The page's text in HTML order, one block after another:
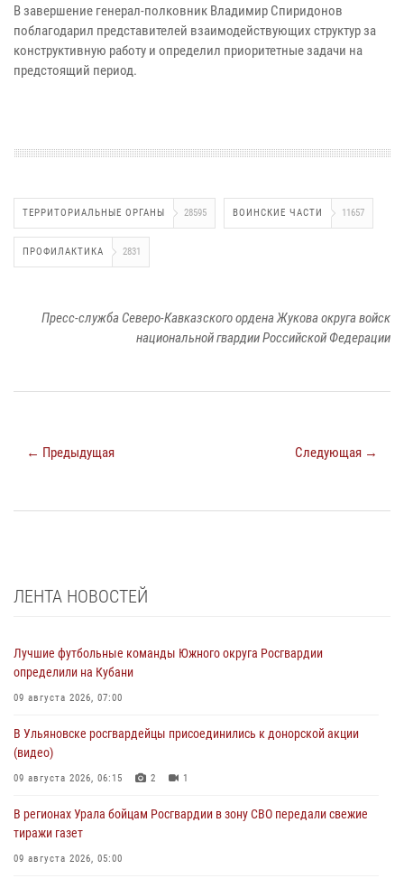
В завершение генерал-полковник Владимир Спиридонов
поблагодарил представителей взаимодействующих структур за
конструктивную работу и определил приоритетные задачи на
предстоящий период.
ТЕРРИТОРИАЛЬНЫЕ ОРГАНЫ 28595 ВОИНСКИЕ ЧАСТИ 11657
ПРОФИЛАКТИКА 2831
Пресс-служба Северо-Кавказского ордена Жукова округа войск
национальной гвардии Российской Федерации
← Предыдущая Следующая →
ЛЕНТА НОВОСТЕЙ
Лучшие футбольные команды Южного округа Росгвардии
определили на Кубани
09 августа 2026, 07:00
В Ульяновске росгвардейцы присоединились к донорской акции
(видео)
09 августа 2026, 06:15 2 1
В регионах Урала бойцам Росгвардии в зону СВО передали свежие
тиражи газет
09 августа 2026, 05:00